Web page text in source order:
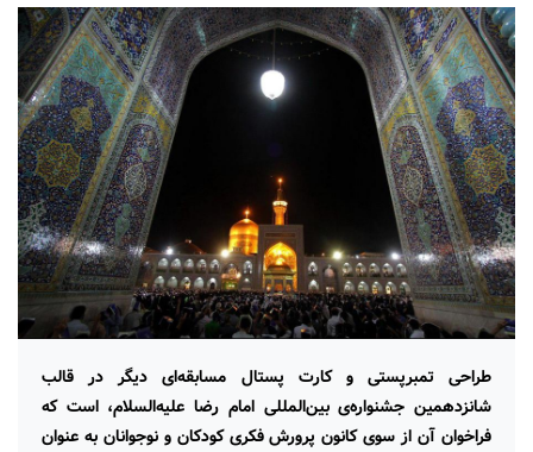
طراحی تمبرپستی و کارت پستال مسابقه‌ای دیگر در قالب
شانزدهمین جشنواره‌ی بین‌المللی امام رضا علیه‌السلام، است که
فراخوان آن از سوی کانون پرورش فکری کودکان و نوجوانان به عنوان